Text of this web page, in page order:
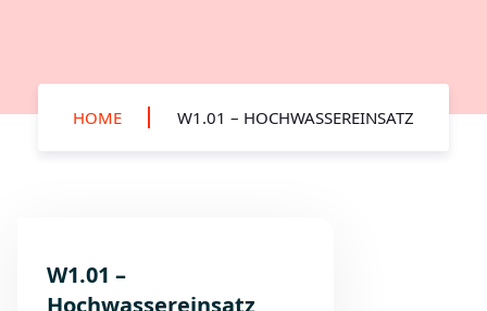
HOME W1.01 – HOCHWASSEREINSATZ
W1.01 –
Hochwassereinsatz